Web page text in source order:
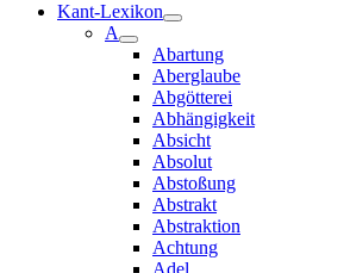
Kant-Lexikon
A
Abartung
Aberglaube
Abgötterei
Abhängigkeit
Absicht
Absolut
Abstoßung
Abstrakt
Abstraktion
Achtung
Adel